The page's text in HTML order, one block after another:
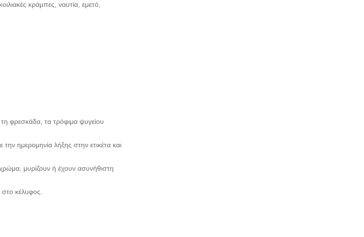
κράμπες, ναυτία, εμετό,
φρεσκάδα, τα τρόφιμα ψυγείου
ημερομηνία λήξης στην ετικέτα και
μυρίζουν ή έχουν ασυνήθιστη
στο κέλυφος.